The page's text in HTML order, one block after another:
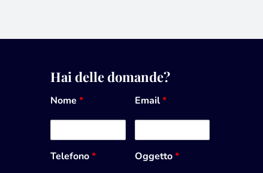
Hai delle domande?
Nome * Email*
Telefono* Oggetto*